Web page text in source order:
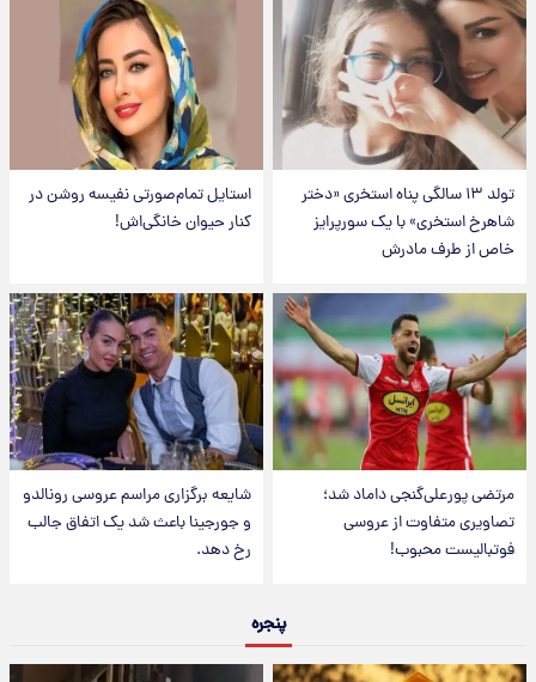
تولد ۱۳ سالگی پناه استخری «دختر
شاهرخ استخری» با یک سورپرایز
خاص از طرف مادرش
استایل تمام‌صورتی نفیسه روشن در
کنار حیوان خانگی‌اش!
مرتضی پورعلی‌گنجی داماد شد؛
تصاویری متفاوت از عروسی
فوتبالیست محبوب!
شایعه برگزاری مراسم عروسی رونالدو
و جورجینا باعث شد یک اتفاق جالب
رخ دهد.
پنجره